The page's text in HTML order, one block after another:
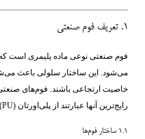
فوم صنعتی نوعی ماده پلیمری است که
می‌شود. این ساختار سلولی باعث
خاصیت ارتجاعی باشند. فوم‌های صنعتی
رایج‌ترین آنها عبارتند از پلی‌اورتان (PU)، فوم EVA و فوم NBR.
۱.۱ ساختار فوم‌ها